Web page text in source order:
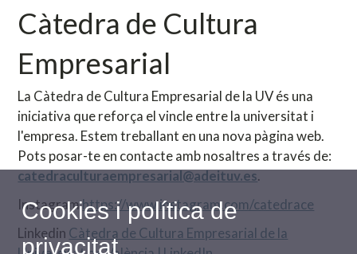
Càtedra de Cultura
Empresarial
La Càtedra de Cultura Empresarial de la UV és una
iniciativa que reforça el vincle entre la universitat i
l'empresa. Estem treballant en una nova pàgina web.
Pots posar-te en contacte amb nosaltres a través de:
catedraculturaempresarial@adeituv.es.
Instagramhttps://www.instagram.com/catedrace
Linkedin Càtedra de Cultura Empresarial de la
Cookies i política de
privacitat